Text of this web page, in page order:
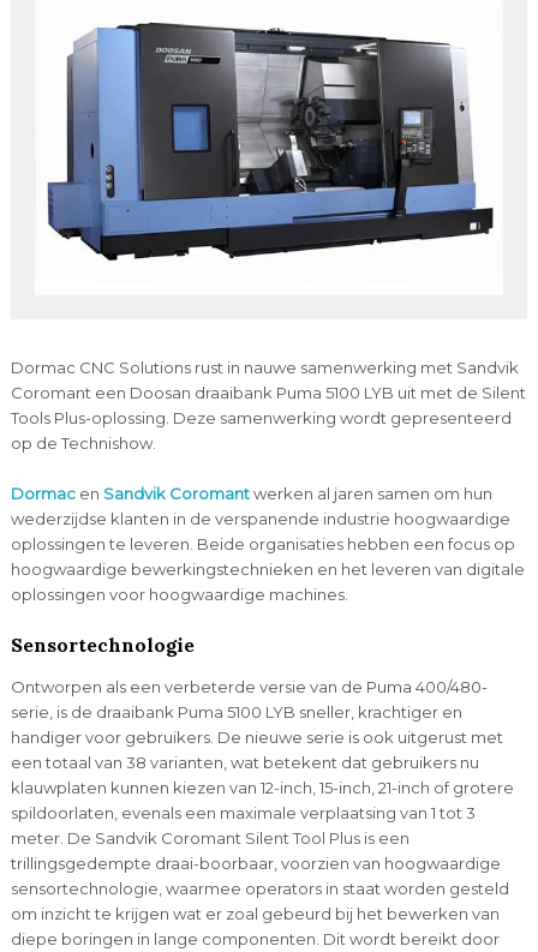
Dormac CNC Solutions rust in nauwe samenwerking met Sandvik
Coromant een Doosan draaibank Puma 5100 LYB uit met de Silent
Tools Plus-oplossing. Deze samenwerking wordt gepresenteerd
op de Technishow.
Dormacen Sandvik Coromantwerken al jaren samen om hun
wederzijdse klanten in de verspanende industrie hoogwaardige
oplossingen te leveren. Beide organisaties hebben een focus op
hoogwaardige bewerkingstechnieken en het leveren van digitale
oplossingen voor hoogwaardige machines.
Sensortechnologie
Ontworpen als een verbeterde versie van de Puma 400/480-
serie, is de draaibank Puma 5100 LYB sneller, krachtiger en
handiger voor gebruikers. De nieuwe serie is ook uitgerust met
een totaal van 38 varianten, wat betekent dat gebruikers nu
klauwplaten kunnen kiezen van 12-inch, 15-inch, 21-inch of grotere
spildoorlaten, evenals een maximale verplaatsing van 1 tot 3
meter. De Sandvik Coromant Silent Tool Plus is een
trillingsgedempte draai-boorbaar, voorzien van hoogwaardige
sensortechnologie, waarmee operators in staat worden gesteld
om inzicht te krijgen wat er zoal gebeurd bij het bewerken van
diepe boringen in lange componenten. Dit wordt bereikt door